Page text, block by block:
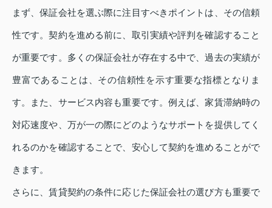
まず、保証会社を選ぶ際に注目すべきポイントは、その信頼
性です。契約を進める前に、取引実績や評判を確認すること
が重要です。多くの保証会社が存在する中で、過去の実績が
豊富であることは、その信頼性を示す重要な指標となりま
す。また、サービス内容も重要です。例えば、家賃滞納時の
対応速度や、万が一の際にどのようなサポートを提供してく
れるのかを確認することで、安心して契約を進めることがで
きます。
さらに、賃貸契約の条件に応じた保証会社の選び方も重要で